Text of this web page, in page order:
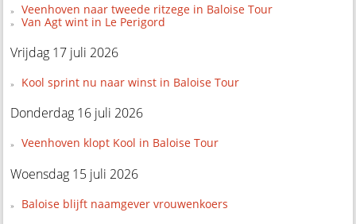
Veenhoven naar tweede ritzege in Baloise Tour
Van Agt wint in Le Perigord
Vrijdag 17 juli 2026
Kool sprint nu naar winst in Baloise Tour
Donderdag 16 juli 2026
Veenhoven klopt Kool in Baloise Tour
Woensdag 15 juli 2026
Baloise blijft naamgever vrouwenkoers